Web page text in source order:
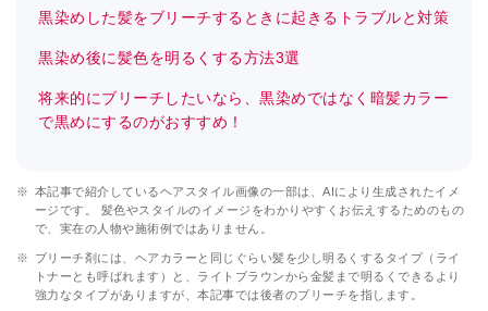
黒染めした髪をブリーチするときに起きるトラブルと対策
黒染め後に髪色を明るくする方法3選
将来的にブリーチしたいなら、黒染めではなく暗髪カラー
で黒めにするのがおすすめ！
※ 本記事で紹介しているヘアスタイル画像の一部は、AIにより生成されたイメ
ージです。 髪色やスタイルのイメージをわかりやすくお伝えするためのもの
で、実在の人物や施術例ではありません。
※
ブリーチ剤には、ヘアカラーと同じぐらい髪を少し明るくするタイプ（ライ
トナーとも呼ばれます）と、ライトブラウンから金髪まで明るくできるより
強力なタイプがありますが、本記事では後者のブリーチを指します。